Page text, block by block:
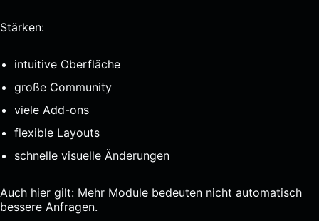
Stärken:
intuitive Oberfläche
große Community
viele Add-ons
flexible Layouts
schnelle visuelle Änderungen
Auch hier gilt: Mehr Module bedeuten nicht automatisch
bessere Anfragen.